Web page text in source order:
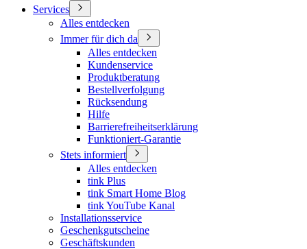
Services
Alles entdecken
Immer für dich da
Alles entdecken
Kundenservice
Produktberatung
Bestellverfolgung
Rücksendung
Hilfe
Barrierefreiheitserklärung
Funktioniert-Garantie
Stets informiert
Alles entdecken
tink Plus
tink Smart Home Blog
tink YouTube Kanal
Installationsservice
Geschenkgutscheine
Geschäftskunden